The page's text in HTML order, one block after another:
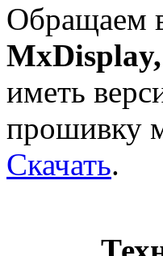
Обращаем
MxDisplay,
иметь
прошивку
Скачать.